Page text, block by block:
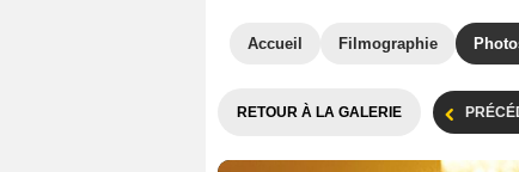
Accueil Filmographie
RETOUR À LA GALERIE